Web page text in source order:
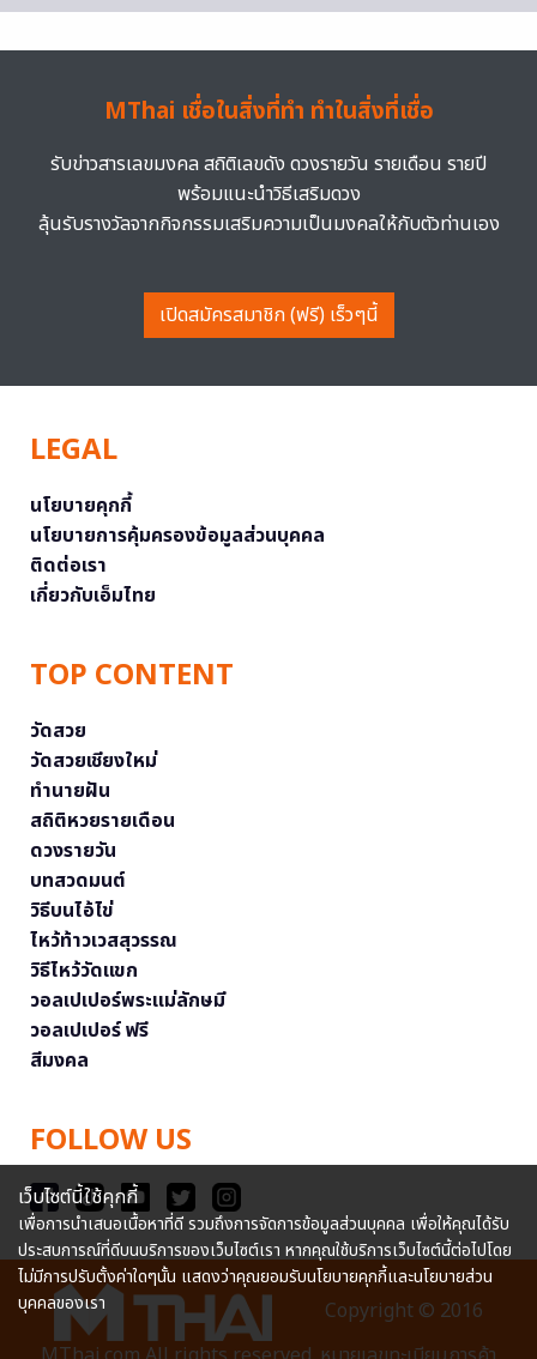
MThai เชื่อในสิ่งที่ทำ ทำในสิ่งที่เชื่อ
รับข่าวสารเลขมงคล สถิติเลขดัง ดวงรายวัน รายเดือน รายปี
พร้อมแนะนำวิธีเสริมดวง
ลุ้นรับรางวัลจากกิจกรรมเสริมความเป็นมงคลให้กับตัวท่านเอง
เปิดสมัครสมาชิก (ฟรี) เร็วๆนี้
LEGAL
นโยบายคุกกี้
นโยบายการคุ้มครองข้อมูลส่วนบุคคล
ติดต่อเรา
เกี่ยวกับเอ็มไทย
TOP CONTENT
วัดสวย
วัดสวยเชียงใหม่
ทำนายฝัน
สถิติหวยรายเดือน
ดวงรายวัน
บทสวดมนต์
วิธีบนไอ้ไข่
ไหว้ท้าวเวสสุวรรณ
วิธีไหว้วัดแขก
วอลเปเปอร์พระแม่ลักษมี
วอลเปเปอร์ ฟรี
สีมงคล
FOLLOW US
Copyright © 2016
เว็บไซต์นี้ใช้คุกกี้
เพื่อการนำเสนอเนื้อหาที่ดี รวมถึงการจัดการข้อมูลส่วนบุคคล เพื่อให้คุณได้รับ
ประสบการณ์ที่ดีบนบริการของเว็บไซต์เรา หากคุณใช้บริการเว็บไซต์นี้ต่อไปโดย
ไม่มีการปรับตั้งค่าใดๆนั้น แสดงว่าคุณยอมรับนโยบายคุกกี้และนโยบายส่วน
บุคคลของเรา